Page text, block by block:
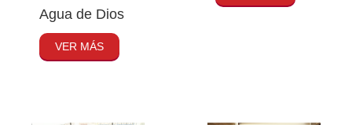
Agua de Dios
VER MÁS